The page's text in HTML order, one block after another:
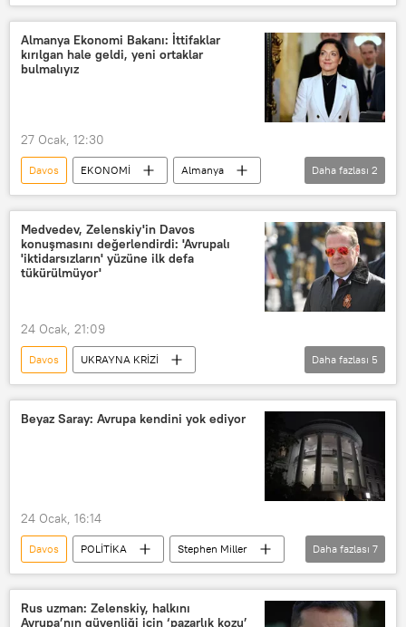
Jeffrey Epstein
Borge Brende
Donald Trump
World Economic Forum (WEF)
Almanya Ekonomi Bakanı: İttifaklar
kırılgan hale geldi, yeni ortaklar
bulmalıyız
27 Ocak, 12:30
Davos EKONOMİ
Almanya
Dünya Ekonomik Forumu (World Economic Forum)
Asya
Daha fazlası 2
Medvedev, Zelenskiy'in Davos
konuşmasını değerlendirdi: 'Avrupalı
'iktidarsızların' yüzüne ilk defa
tükürülmüyor'
24 Ocak, 21:09
Davos
UKRAYNA KRİZİ
Dmitriy Medvedev
Vladimir Zelenskiy
Ukrayna
Rusya Güvenlik Konseyi
Daha fazlası 5
Beyaz Saray: Avrupa kendini yok ediyor
24 Ocak, 16:14
Davos POLİTİKA
Stephen Miller
ABD
NATO
Grönland
ABD
Daha fazlası 7
Rus uzman: Zelenskiy, halkını
Avrupa’nın güvenliği için ‘pazarlık kozu’